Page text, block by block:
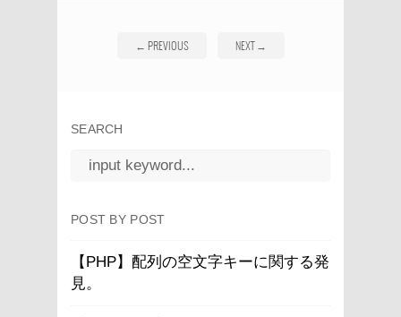
← PREVIOUS NEXT→
SEARCH
POST BY POST
【PHP】配列の空文字キーに関する発
見。